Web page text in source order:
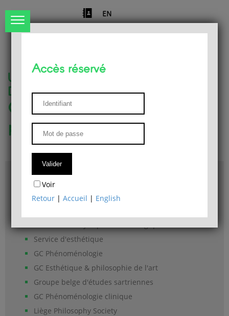
EN
Université de Liège
Département de philosophie
Centre de recherches
phénoménologiques
Accès & plans
Bibliothèque du Département de philosophie
Service d'esthétique
GC Phénoménologie
GC Esthétique & philosophie de l'art
Groupe belge d'études sartriennes
GC Phénoménologie clinique
Liège Philosophy Society
Accès réservé
Voir
Retour |Accueil | English